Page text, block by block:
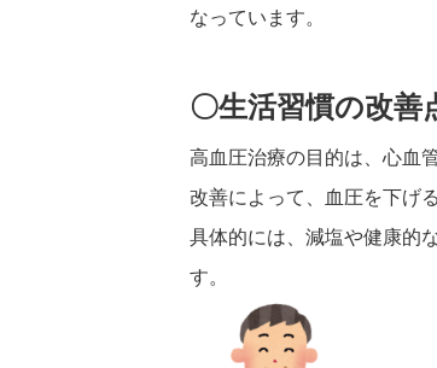
なっています。
〇生活習慣の改善
高血圧治療の目的は、心血
改善によって、血圧を下げ
具体的には、減塩や健康的
す。